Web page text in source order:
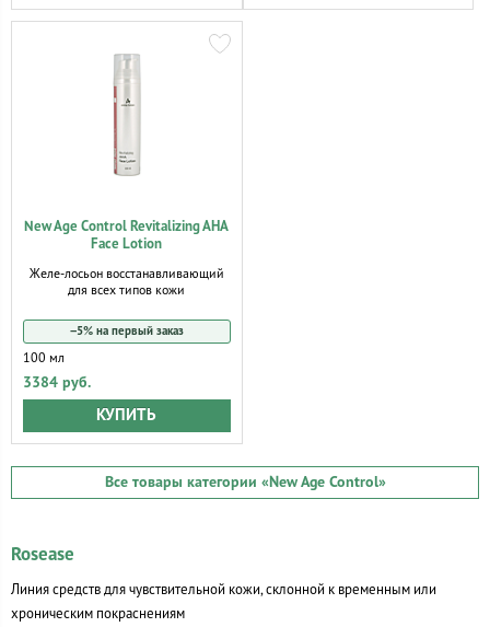
New Age Control Revitalizing AHA
Face Lotion
Желе-лосьон восстанавливающий
для всех типов кожи
−5% на первый заказ
100 мл
3384 руб.
КУПИТЬ
Все товары категории «New Age Control»
Rosease
Линия средств для чувствительной кожи, склонной к временным или
хроническим покраснениям